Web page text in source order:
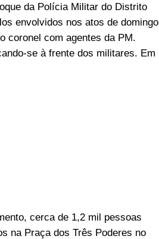
da Polícia Militar do Distrito
envolvidos nos atos de domingo
coronel com agentes da PM.
se à frente dos militares. Em
cerca de 1,2 mil pessoas
na Praça dos Três Poderes no